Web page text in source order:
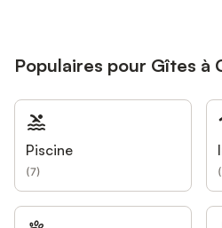
Populaires pour Gîtes à
Piscine
(7) (